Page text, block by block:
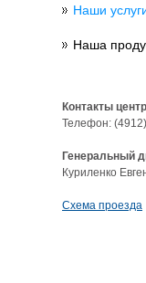
Наши
Наша
Контакты
Телефон:
Генеральный
Куриленко
Схема проезда